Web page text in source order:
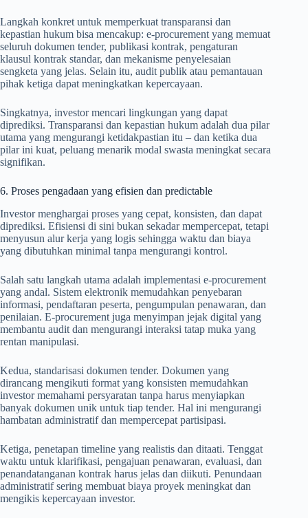
Langkah konkret untuk memperkuat transparansi dan
kepastian hukum bisa mencakup: e-procurement yang memuat
seluruh dokumen tender, publikasi kontrak, pengaturan
klausul kontrak standar, dan mekanisme penyelesaian
sengketa yang jelas. Selain itu, audit publik atau pemantauan
pihak ketiga dapat meningkatkan kepercayaan.
Singkatnya, investor mencari lingkungan yang dapat
diprediksi. Transparansi dan kepastian hukum adalah dua pilar
utama yang mengurangi ketidakpastian itu – dan ketika dua
pilar ini kuat, peluang menarik modal swasta meningkat secara
signifikan.
6. Proses pengadaan yang efisien dan predictable
Investor menghargai proses yang cepat, konsisten, dan dapat
diprediksi. Efisiensi di sini bukan sekadar mempercepat, tetapi
menyusun alur kerja yang logis sehingga waktu dan biaya
yang dibutuhkan minimal tanpa mengurangi kontrol.
Salah satu langkah utama adalah implementasi e-procurement
yang andal. Sistem elektronik memudahkan penyebaran
informasi, pendaftaran peserta, pengumpulan penawaran, dan
penilaian. E-procurement juga menyimpan jejak digital yang
membantu audit dan mengurangi interaksi tatap muka yang
rentan manipulasi.
Kedua, standarisasi dokumen tender. Dokumen yang
dirancang mengikuti format yang konsisten memudahkan
investor memahami persyaratan tanpa harus menyiapkan
banyak dokumen unik untuk tiap tender. Hal ini mengurangi
hambatan administratif dan mempercepat partisipasi.
Ketiga, penetapan timeline yang realistis dan ditaati. Tenggat
waktu untuk klarifikasi, pengajuan penawaran, evaluasi, dan
penandatanganan kontrak harus jelas dan diikuti. Penundaan
administratif sering membuat biaya proyek meningkat dan
mengikis kepercayaan investor.